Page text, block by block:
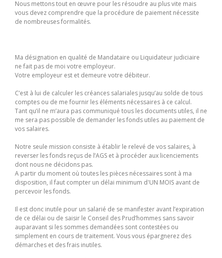
Nous mettons tout en œuvre pour les résoudre au plus vite mais
vous devez comprendre que la procédure de paiement nécessite
de nombreuses formalités.
Ma désignation en qualité de Mandataire ou Liquidateur judiciaire
ne fait pas de moi votre employeur.
Votre employeur est et demeure votre débiteur.
C’est à lui de calculer les créances salariales jusqu’au solde de tous
comptes ou de me fournir les éléments nécessaires à ce calcul.
Tant qu’il ne m’aura pas communiqué tous les documents utiles, il ne
me sera pas possible de demander les fonds utiles au paiement de
vos salaires.
Notre seule mission consiste à établir le relevé de vos salaires, à
reverser les fonds reçus de l’AGS et à procéder aux licenciements
dont nous ne décidons pas.
A partir du moment où toutes les pièces nécessaires sont à ma
disposition, il faut compter un délai minimum d'UN MOIS avant de
percevoir les fonds.
Il est donc inutile pour un salarié de se manifester avant l’expiration
de ce délai ou de saisir le Conseil des Prud’hommes sans savoir
auparavant si les sommes demandées sont contestées ou
simplement en cours de traitement. Vous vous épargnerez des
démarches et des frais inutiles.